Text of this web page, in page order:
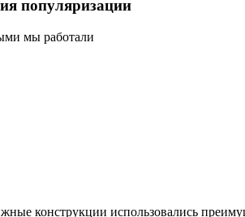
популяризации
мы работали
конструкции использовались